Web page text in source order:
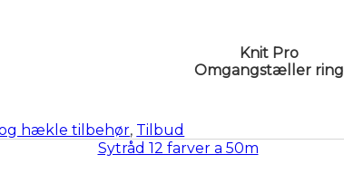
hækle tilbehør, Tilbud
Knit Pro
Omgangstæller ring